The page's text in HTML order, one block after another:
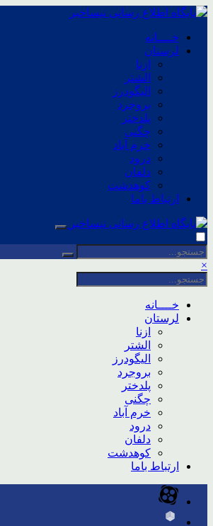
خــــانه
لرستان
ازنا
الشتر
الیگودرز
بروجرد
پلدختر
چگنی
خرم آباد
درود
دلفان
کوهدشت
ارتباط باما
×
خــــانه
لرستان
ازنا
الشتر
الیگودرز
بروجرد
پلدختر
چگنی
خرم آباد
درود
دلفان
کوهدشت
ارتباط باما